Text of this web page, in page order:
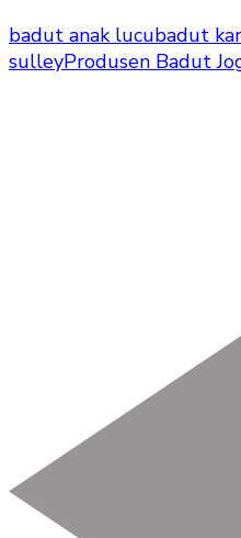
badut anak lucubadut
sulleyProdusen Badut